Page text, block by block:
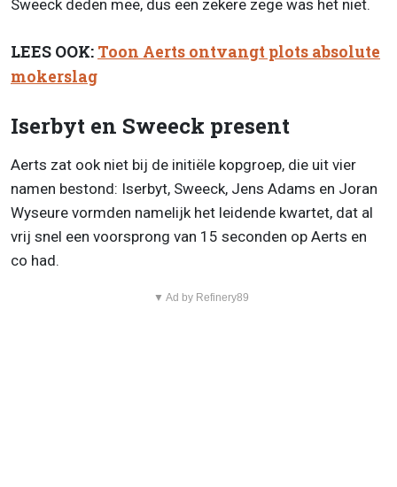
Sweeck deden mee, dus een zekere zege was het niet.
LEES OOK: Toon Aerts ontvangt plots absolute
mokerslag
Iserbyt en Sweeck present
Aerts zat ook niet bij de initiële kopgroep, die uit vier
namen bestond: Iserbyt, Sweeck, Jens Adams en Joran
Wyseure vormden namelijk het leidende kwartet, dat al
vrij snel een voorsprong van 15 seconden op Aerts en
co had.
▼ Ad by Refinery89